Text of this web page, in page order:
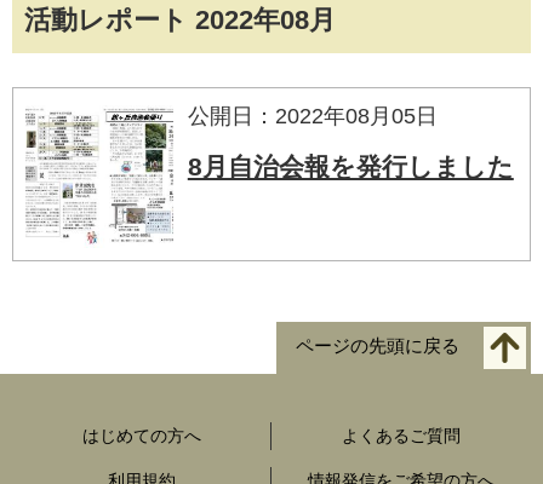
活動レポート 2022年08月
公開日：2022年08月05日
8月自治会報を発行しました
ページの先頭に戻る
はじめての方へ よくあるご質問